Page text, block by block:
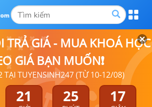
TRẢ GIÁ - MUA KHOÁ HỌC
GIÁ BẠN MUỐN❗
TẠI TUYENSINH247 (TỪ 10-12/08)
21 25 17